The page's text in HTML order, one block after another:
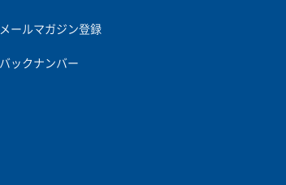
メールマガジン登録
バックナンバー